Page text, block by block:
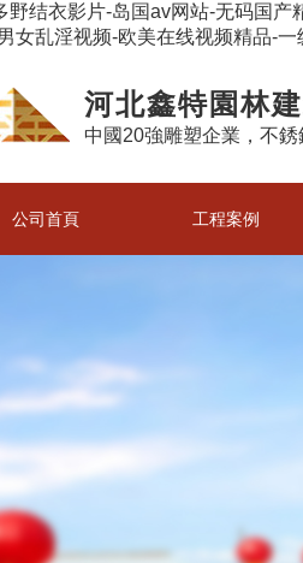
野结衣影片-岛国av网站-无码国
女乱淫视频-欧美在线视频精品-一
河北鑫特園林
中國20強雕塑企業，不
公司首頁 工程案例